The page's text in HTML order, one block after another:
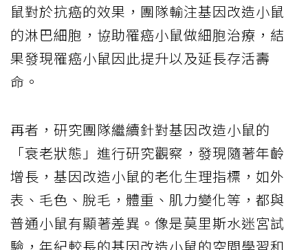
鼠對於抗癌的效果，團隊輸注基因改造小鼠
的淋巴細胞，協助罹癌小鼠做細胞治療，結
果發現罹癌小鼠因此提升以及延長存活壽
命。
再者，研究團隊繼續針對基因改造小鼠的
「衰老狀態」進行研究觀察，發現隨著年齡
增長，基因改造小鼠的老化生理指標，如外
表、毛色、脫毛，體重、肌力變化等，都與
普通小鼠有顯著差異。像是莫里斯水迷宮試